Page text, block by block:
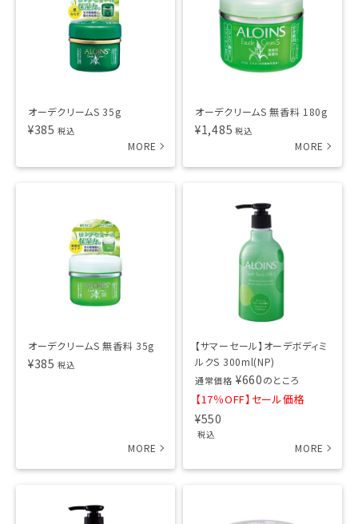
オーデクリームS 35g
¥385 税込
オーデクリームS 無香料 180g
¥1,485 税込
オーデクリームS 無香料 35g
¥385 税込
【サマーセール】オーデボディミ
ルクS 300ml(NP)
通常価格 ¥660のところ
【17％OFF】セール価格
¥550
税込